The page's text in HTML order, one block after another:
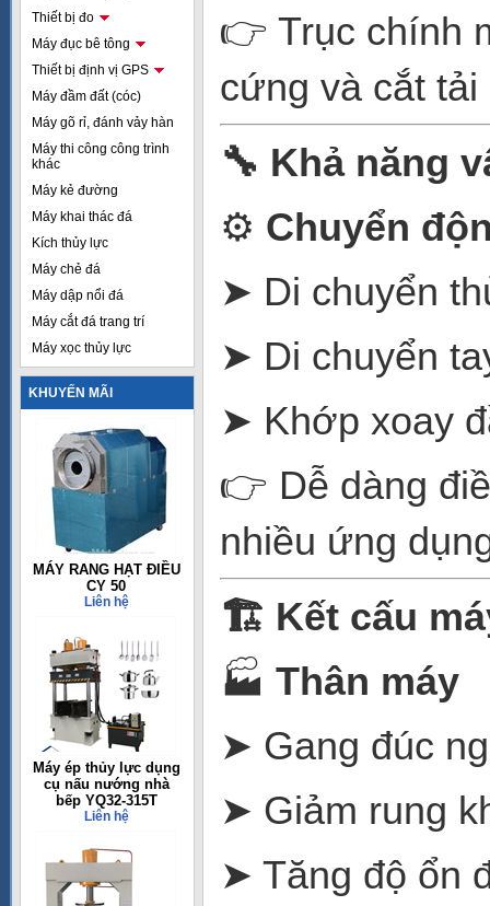
Thiết bị đo
Máy đục bê tông
Thiết bị định vị GPS
Máy đầm đất (cóc)
Máy gõ rỉ, đánh vảy hàn
Máy thi công công trình
khác
Máy kẻ đường
Máy khai thác đá
Kích thủy lực
Máy chẻ đá
Máy dập nổi đá
Máy cắt đá trang trí
Máy xọc thủy lực
KHUYẾN MÃI
MÁY RANG HẠT ĐIỀU
CY 50
Liên hệ
Máy ép thủy lực dụng
cụ nấu nướng nhà
bếp YQ32-315T
Liên hệ
👉 Trục chính
cứng và cắt tải
🔧 Khả năng
⚙️ Chuyển
➤ Di chuyển
➤ Di chuyển
➤ Khớp xoay
👉 Dễ dàng
nhiều ứng
🏗 Kết cấu
🏭 Thân máy
➤ Gang đúc
➤ Giảm rung
➤ Tăng độ ổn